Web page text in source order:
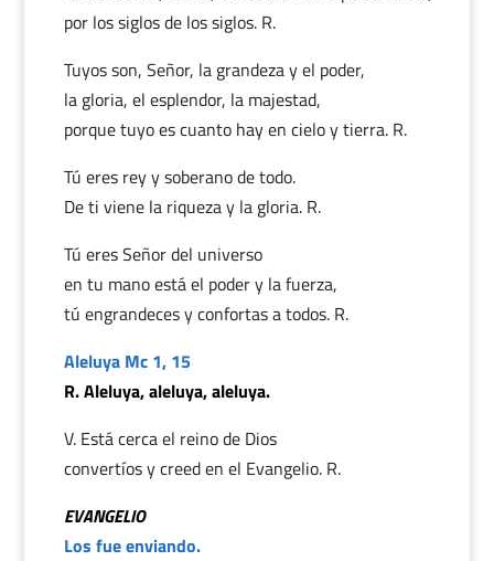
por los siglos de los siglos. R.
Tuyos son, Señor, la grandeza y el poder,
la gloria, el esplendor, la majestad,
porque tuyo es cuanto hay en cielo y tierra. R.
Tú eres rey y soberano de todo.
De ti viene la riqueza y la gloria. R.
Tú eres Señor del universo
en tu mano está el poder y la fuerza,
tú engrandeces y confortas a todos. R.
Aleluya Mc 1, 15
R. Aleluya, aleluya, aleluya.
V. Está cerca el reino de Dios
convertíos y creed en el Evangelio. R.
EVANGELIO
Los fue enviando.